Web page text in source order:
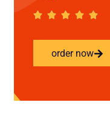
order now